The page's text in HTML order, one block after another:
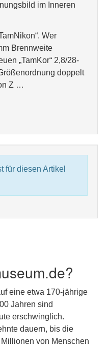
im Inneren
Wer
Brennweite
„TamKor“ 2,8/28-
doppelt
Z …
für diesen Artikel
eine etwa 170-jährige
Jahren sind
erschwinglich.
dauern, bis die
von Menschen